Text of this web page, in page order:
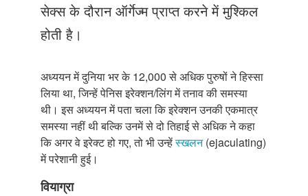
सेक्स के दौरान ऑर्गेज्म प्राप्त करने में मुश्किल
होती है।
अध्ययन में दुनिया भर के 12,000 से अधिक पुरुषों ने हिस्सा
लिया था, जिन्हें पेनिस इरेक्शन/लिंग में तनाव की समस्या
थी। इस अध्ययन में पता चला कि इरेक्शन उनकी एकमात्र
समस्या नहीं थी बल्कि उनमें से दो तिहाई से अधिक ने कहा
कि अगर वे इरेक्ट हो गए, तो भी उन्हेंस्खलन(ejaculating)
में परेशानी हुई।
वियाग्रा